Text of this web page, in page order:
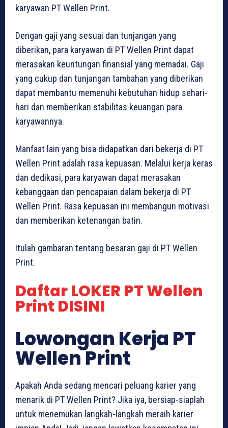
karyawan PT Wellen Print.
Dengan gaji yang sesuai dan tunjangan yang
diberikan, para karyawan di PT Wellen Print dapat
merasakan keuntungan finansial yang memadai. Gaji
yang cukup dan tunjangan tambahan yang diberikan
dapat membantu memenuhi kebutuhan hidup sehari-
hari dan memberikan stabilitas keuangan para
karyawannya.
Manfaat lain yang bisa didapatkan dari bekerja di PT
Wellen Print adalah rasa kepuasan. Melalui kerja keras
dan dedikasi, para karyawan dapat merasakan
kebanggaan dan pencapaian dalam bekerja di PT
Wellen Print. Rasa kepuasan ini membangun motivasi
dan memberikan ketenangan batin.
Itulah gambaran tentang besaran gaji di PT Wellen
Print.
Daftar LOKER PT Wellen
Print DISINI
Lowongan Kerja PT
Wellen Print
Apakah Anda sedang mencari peluang karier yang
menarik di PT Wellen Print? Jika iya, bersiap-siaplah
untuk menemukan langkah-langkah meraih karier